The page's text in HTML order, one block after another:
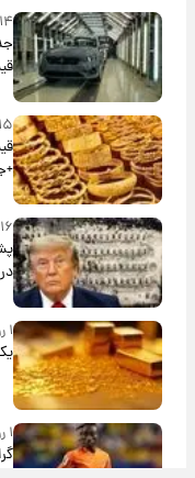
۱۴ ساعت پیش
۱۵ ساعت پیش
۱۶ ساعت پیش
۱ روز پیش
۱ روز پیش